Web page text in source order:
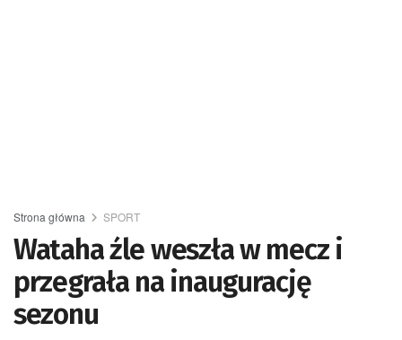
Strona główna SPORT
Wataha źle weszła w mecz i
przegrała na inaugurację
sezonu